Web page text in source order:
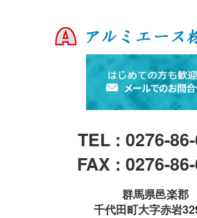
TEL : 0276-
FAX : 0276-
群馬県邑楽郡
千代田町大字赤岩